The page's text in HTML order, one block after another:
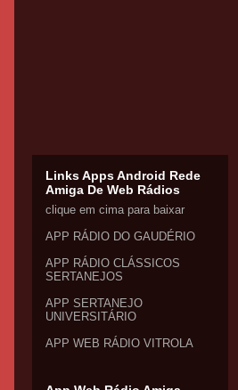
Links Apps Android Rede
Amiga De Web Rádios
clique em cima para baixar
APP RÁDIO DO GAUDÉRIO
APP RÁDIO CLÁSSICOS
SERTANEJOS
APP SERTANEJO
UNIVERSITÁRIO
APP WEB RÁDIO VITROLA